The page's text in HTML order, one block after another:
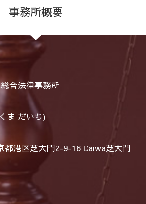
事務所概要
合法律事務所
ま だいち)
都港区芝大門2-9-16 Daiwa芝大門